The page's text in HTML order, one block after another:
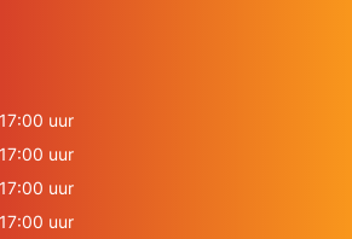
uur
uur
uur
uur